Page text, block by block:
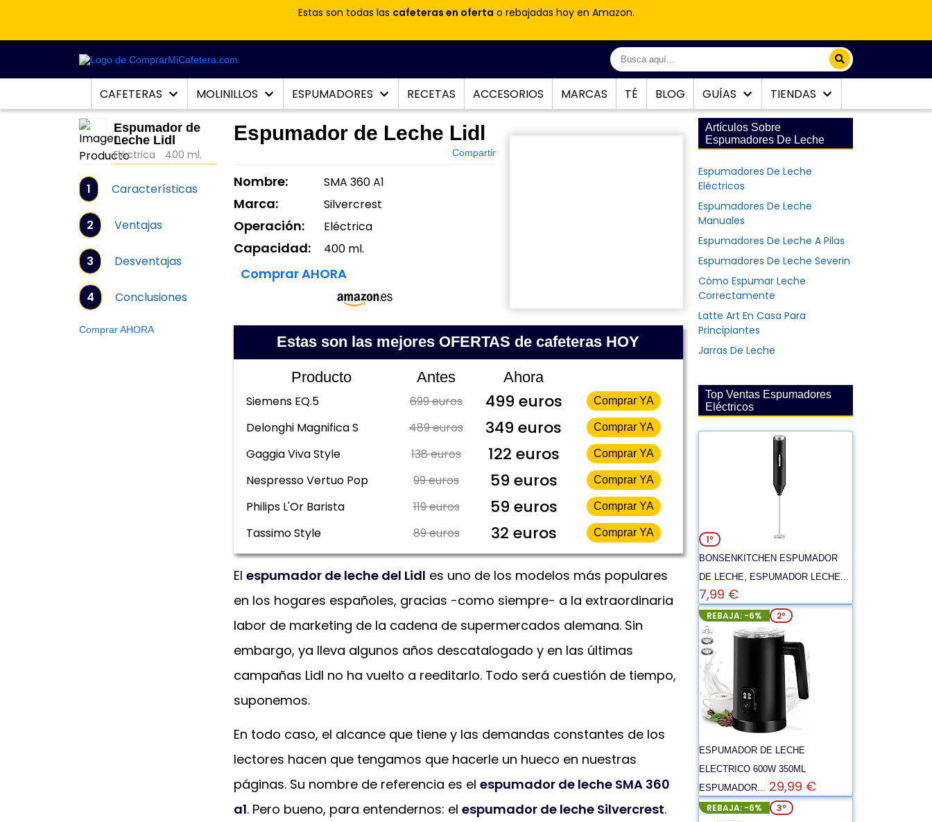
Estas son todas las cafeteras en oferta o rebajadas hoy en Amazon.
CAFETERAS MOLINILLOS ESPUMADORES RECETAS ACCESORIOS MARCAS TÉ BLOG GUÍAS TIENDAS
Espumador de
Leche Lidl
Eléctrica
400 ml.
1 Características
2 Ventajas
3 Desventajas
4 Conclusiones
Comprar AHORA
Espumador de Leche Lidl
Compartir
Nombre: SMA 360 A1
Marca: Silvercrest
Operación: Eléctrica
Capacidad: 400 ml.
Comprar AHORA
Estas son las mejores OFERTAS de cafeteras HOY
Producto Antes Ahora
Siemens EQ.5 699 euros 499 euros Comprar YA
Delonghi Magnifica S 489 euros 349 euros Comprar YA
Gaggia Viva Style 138 euros 122 euros Comprar YA
Nespresso Vertuo Pop 99 euros 59 euros Comprar YA
Philips L'Or Barista 119 euros 59 euros Comprar YA
Tassimo Style 89 euros 32 euros Comprar YA
Elespumador de leche del Lidl es uno de los modelos más populares
en los hogares españoles, gracias -como siempre- a la extraordinaria
labor de marketing de la cadena de supermercados alemana. Sin
embargo, ya lleva algunos años descatalogado y en las últimas
campañas Lidl no ha vuelto a reeditarlo. Todo será cuestión de tiempo,
suponemos.
En todo caso, el alcance que tiene y las demandas constantes de los
lectores hacen que tengamos que hacerle un hueco en nuestras
páginas. Su nombre de referencia es elespumador de leche SMA 360
a1. Pero bueno, para entendernos: elespumador de leche Silvercrest.
Artículos Sobre
Espumadores De Leche
Espumadores De Leche
Eléctricos
Espumadores De Leche
Manuales
Espumadores De Leche A Pilas
Espumadores De Leche Severin
Cómo Espumar Leche
Correctamente
Latte Art En Casa Para
Principiantes
Jarras De Leche
Top Ventas Espumadores
Eléctricos
1º
BONSENKITCHEN ESPUMADOR
DE LECHE, ESPUMADOR LECHE...
7,99 €
REBAJA: -6% 2º
ESPUMADOR DE LECHE
ELECTRICO 600W 350ML
ESPUMADOR... 29,99 €
REBAJA: -6% 3º